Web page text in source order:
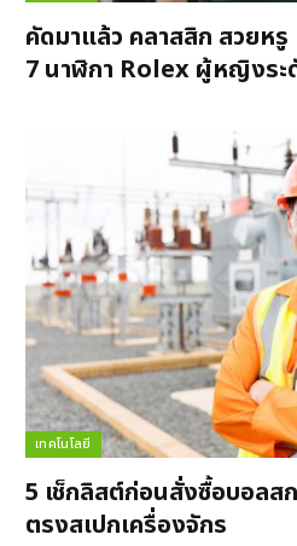
คัดมาแล้ว คลาสสิก สวยห
7 นาฬิกา Rolex ผู้หญิงระ
เทคโนโลยี
5 เช็กลิสต์ก่อนสั่งซื้อบอลสก
ตรงสเปกเครื่องจักร